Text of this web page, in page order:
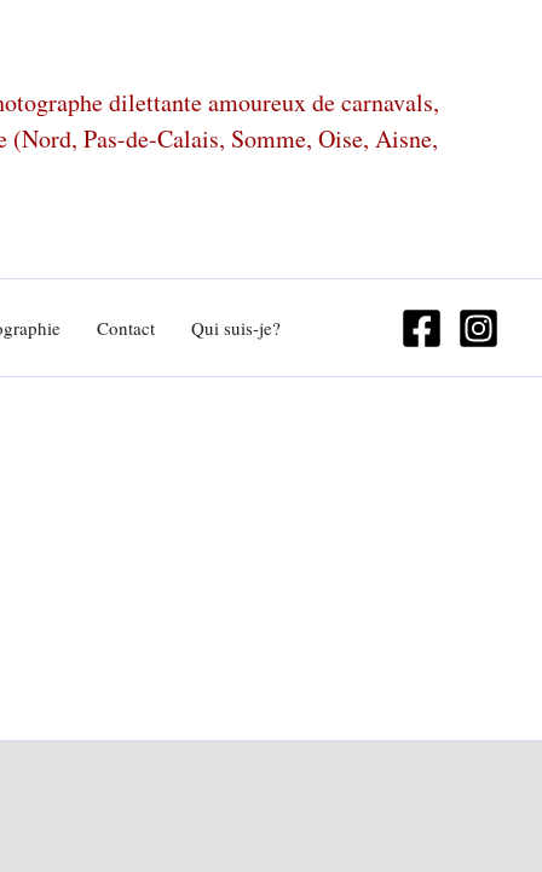
dilettante amoureux de carnavals,
(Nord, Pas-de-Calais, Somme, Oise, Aisne,
Contact Qui suis-je?